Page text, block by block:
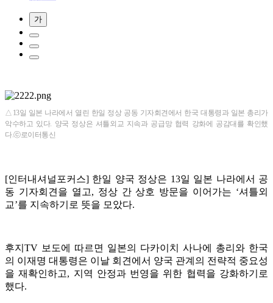
가
△13일 일본 나라에서 열린 한일 정상 공동 기자회견에서 한국 대통령과 일본 총리가
악수하고 있다. 양국 정상은 셔틀외교 지속과 공급망 협력 강화에 공감대를 확인했
다.ⓒ로이터통신
[인터내셔널포커스] 한일 양국 정상은 13일 일본 나라에서 공
동 기자회견을 열고, 정상 간 상호 방문을 이어가는 ‘셔틀외
교’를 지속하기로 뜻을 모았다.
후지TV 보도에 따르면 일본의 다카이치 사나에 총리와 한국
의 이재명 대통령은 이날 회견에서 양국 관계의 전략적 중요성
을 재확인하고, 지역 안정과 번영을 위한 협력을 강화하기로
했다.